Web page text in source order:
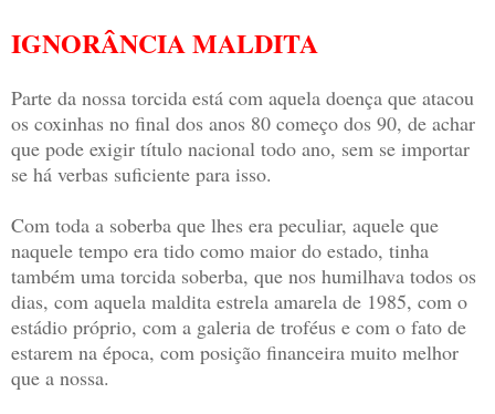
IGNORÂNCIA MALDITA
Parte da nossa torcida está com aquela doença que atacou
os coxinhas no final dos anos 80 começo dos 90, de achar
que pode exigir título nacional todo ano, sem se importar
se há verbas suficiente para isso.
Com toda a soberba que lhes era peculiar, aquele que
naquele tempo era tido como maior do estado, tinha
também uma torcida soberba, que nos humilhava todos os
dias, com aquela maldita estrela amarela de 1985, com o
estádio próprio, com a galeria de troféus e com o fato de
estarem na época, com posição financeira muito melhor
que a nossa.